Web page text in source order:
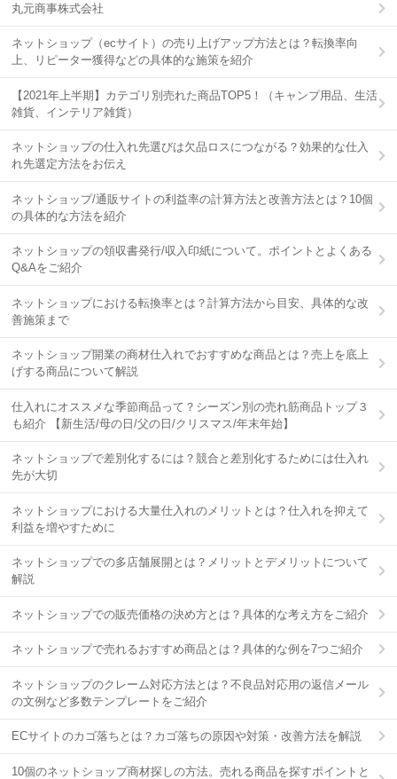
丸元商事株式会社
ネットショップ（ecサイト）の売り上げアップ方法とは？転換率向
上、リピーター獲得などの具体的な施策を紹介
【2021年上半期】カテゴリ別売れた商品TOP5！（キャンプ用品、生活
雑貨、インテリア雑貨）
ネットショップの仕入れ先選びは欠品ロスにつながる？効果的な仕入
れ先選定方法をお伝え
ネットショップ/通販サイトの利益率の計算方法と改善方法とは？10個
の具体的な方法を紹介
ネットショップの領収書発行/収入印紙について。ポイントとよくある
Q&Aをご紹介
ネットショップにおける転換率とは？計算方法から目安、具体的な改
善施策まで
ネットショップ開業の商材仕入れでおすすめな商品とは？売上を底上
げする商品について解説
仕入れにオススメな季節商品って？シーズン別の売れ筋商品トップ３
も紹介 【新生活/母の日/父の日/クリスマス/年末年始】
ネットショップで差別化するには？競合と差別化するためには仕入れ
先が大切
ネットショップにおける大量仕入れのメリットとは？仕入れを抑えて
利益を増やすために
ネットショップでの多店舗展開とは？メリットとデメリットについて
解説
ネットショップでの販売価格の決め方とは？具体的な考え方をご紹介
ネットショップで売れるおすすめ商品とは？具体的な例を7つご紹介
ネットショップのクレーム対応方法とは？不良品対応用の返信メール
の文例など多数テンプレートをご紹介
ECサイトのカゴ落ちとは？カゴ落ちの原因や対策・改善方法を解説
10個のネットショップ商材探しの方法。売れる商品を探すポイントと